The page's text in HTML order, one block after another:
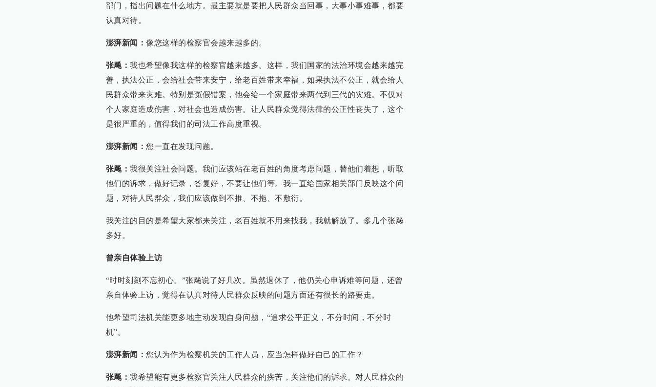
部门，指出问题在什么地方。最主要就是要把人民群众当回事，大事小事难事，都要
认真对待。
澎湃新闻： 像您这样的检察官会越来越多的。
张飚： 我也希望像我这样的检察官越来越多。这样，我们国家的法治环境会越来越完
善，执法公正，会给社会带来安宁，给老百姓带来幸福，如果执法不公正，就会给人
民群众带来灾难。特别是冤假错案，他会给一个家庭带来两代到三代的灾难。不仅对
个人家庭造成伤害，对社会也造成伤害。让人民群众觉得法律的公正性丧失了，这个
是很严重的，值得我们的司法工作高度重视。
澎湃新闻： 您一直在发现问题。
张飚： 我很关注社会问题。我们应该站在老百姓的角度考虑问题，替他们着想，听取
他们的诉求，做好记录，答复好，不要让他们等。我一直给国家相关部门反映这个问
题，对待人民群众，我们应该做到不推、不拖、不敷衍。
我关注的目的是希望大家都来关注，老百姓就不用来找我，我就解放了。多几个张飚
多好。
曾亲自体验上访
“时时刻刻不忘初心。”张飚说了好几次。虽然退休了，他仍关心申诉难等问题，还曾
亲自体验上访，觉得在认真对待人民群众反映的问题方面还有很长的路要走。
他希望司法机关能更多地主动发现自身问题，“追求公平正义，不分时间，不分时
机”。
澎湃新闻： 您认为作为检察机关的工作人员，应当怎样做好自己的工作？
张飚： 我希望能有更多检察官关注人民群众的疾苦，关注他们的诉求。对人民群众的